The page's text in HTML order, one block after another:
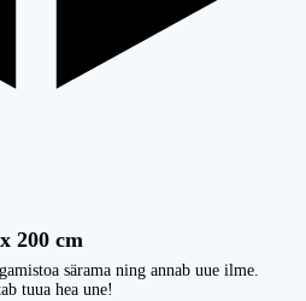
200 cm
särama ning annab uue ilme.
tuua hea une!